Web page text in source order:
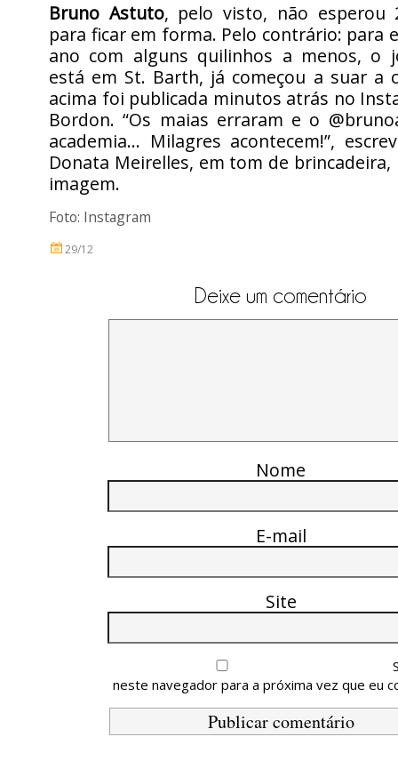
Bruno Astuto, pelo visto, não esperou
para ficar em forma. Pelo contrário: para
ano com alguns quilinhos a menos, o
está em St. Barth, já começou a suar a
acima foi publicada minutos atrás no
Bordon. “Os maias erraram e o
academia… Milagres acontecem!”,
Donata Meirelles, em tom de brincadeira,
imagem.
Foto: Instagram
29/12
Deixe um comentário
Nome
E-mail
Site
neste navegador para a próxima vez que eu